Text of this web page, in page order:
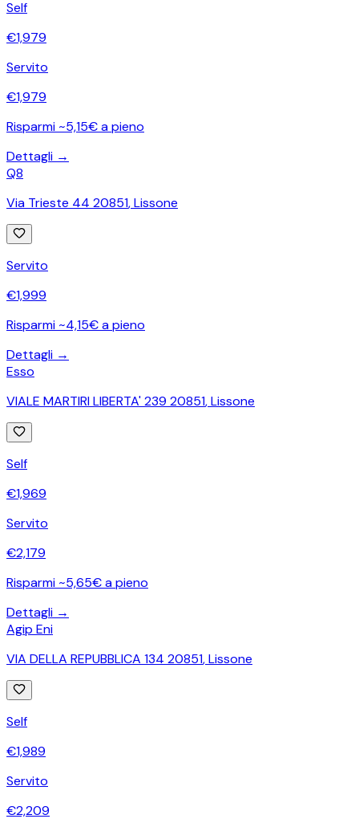
Self
€1,979
Servito
€1,979
Risparmi ~5,15€ a pieno
Dettagli →
Q8
Via Trieste 44 20851,Lissone
Servito
€1,999
Risparmi ~4,15€ a pieno
Dettagli →
Esso
VIALE MARTIRI LIBERTA' 239 20851,Lissone
Self
€1,969
Servito
€2,179
Risparmi ~5,65€ a pieno
Dettagli →
Agip Eni
VIA DELLA REPUBBLICA 134 20851,Lissone
Self
€1,989
Servito
€2,209